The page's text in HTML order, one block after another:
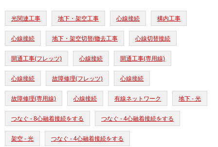
光関連工事 地下・架空工事 心線接続 構内工事
心線接続 地下・架空切替/撤去工事 心線切替接続
開通工事(フレッツ) 心線接続 開通工事(専用線)
心線接続 故障修理(フレッツ) 心線接続
故障修理(専用線) 心線接続 有線ネットワーク 地下 - 光
つなぐ - 8心融着接続をする つなぐ - 4心融着接続をする
架空 - 光 つなぐ - 4心融着接続をする